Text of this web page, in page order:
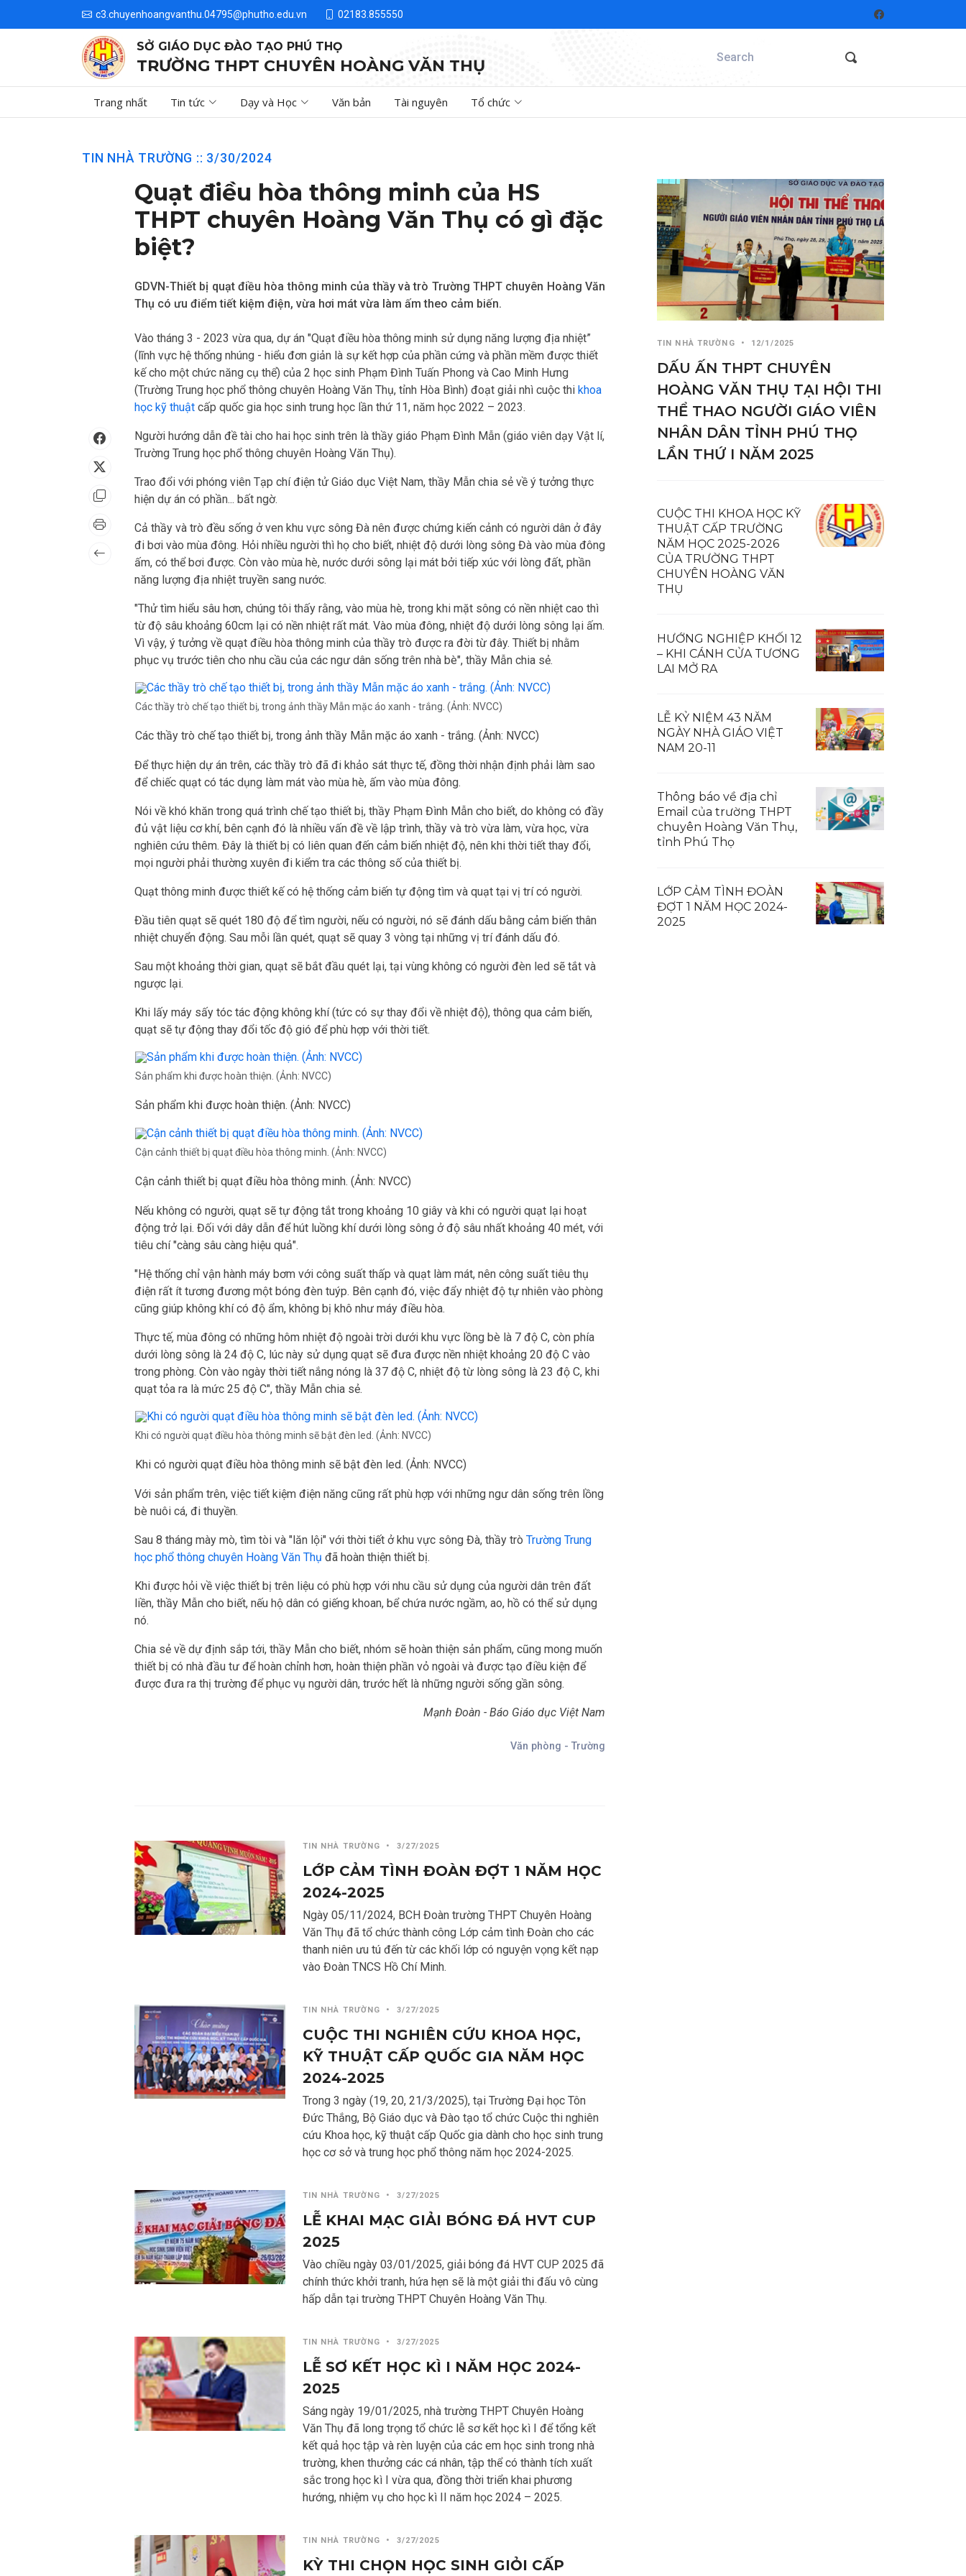
c3.chuyenhoangvanthu.04795@phutho.edu.vn 02183.855550
SỞ GIÁO DỤC ĐÀO TẠO PHÚ THỌ
TRƯỜNG THPT CHUYÊN HOÀNG VĂN THỤ
Trang nhất Tin tức Dạy và Học Văn bản Tài nguyên Tổ chức
TIN NHÀ TRƯỜNG :: 3/30/2024
Quạt điều hòa thông minh của HS
THPT chuyên Hoàng Văn Thụ có gì đặc
biệt?
GDVN-Thiết bị quạt điều hòa thông minh của thầy và trò Trường THPT chuyên Hoàng Văn
Thụ có ưu điểm tiết kiệm điện, vừa hơi mát vừa làm ấm theo cảm biến.
Vào tháng 3 - 2023 vừa qua, dự án "Quạt điều hòa thông minh sử dụng năng lượng địa nhiệt”
(lĩnh vực hệ thống nhúng - hiểu đơn giản là sự kết hợp của phần cứng và phần mềm được thiết
kế cho một chức năng cụ thể) của 2 học sinh Phạm Đình Tuấn Phong và Cao Minh Hưng
(Trường Trung học phổ thông chuyên Hoàng Văn Thụ, tỉnh Hòa Bình) đoạt giải nhì cuộc thi khoa
học kỹ thuật cấp quốc gia học sinh trung học lần thứ 11, năm học 2022 – 2023.
Người hướng dẫn đề tài cho hai học sinh trên là thầy giáo Phạm Đình Mẫn (giáo viên dạy Vật lí,
Trường Trung học phổ thông chuyên Hoàng Văn Thụ).
Trao đổi với phóng viên Tạp chí điện tử Giáo dục Việt Nam, thầy Mẫn chia sẻ về ý tưởng thực
hiện dự án có phần... bất ngờ.
Cả thầy và trò đều sống ở ven khu vực sông Đà nên được chứng kiến cảnh có người dân ở đây
đi bơi vào mùa đông. Hỏi nhiều người thì họ cho biết, nhiệt độ dưới lòng sông Đà vào mùa đông
ấm, có thể bơi được. Còn vào mùa hè, nước dưới sông lại mát bởi tiếp xúc với lòng đất, phần
năng lượng địa nhiệt truyền sang nước.
"Thử tìm hiểu sâu hơn, chúng tôi thấy rằng, vào mùa hè, trong khi mặt sông có nền nhiệt cao thì
từ độ sâu khoảng 60cm lại có nền nhiệt rất mát. Vào mùa đông, nhiệt độ dưới lòng sông lại ấm.
Vì vậy, ý tưởng về quạt điều hòa thông minh của thầy trò được ra đời từ đây. Thiết bị nhằm
phục vụ trước tiên cho nhu cầu của các ngư dân sống trên nhà bè", thầy Mẫn chia sẻ.
Các thầy trò chế tạo thiết bị, trong ảnh thầy Mẫn mặc áo xanh - trắng. (Ảnh: NVCC)
Các thầy trò chế tạo thiết bị, trong ảnh thầy Mẫn mặc áo xanh - trắng. (Ảnh: NVCC)
Để thực hiện dự án trên, các thầy trò đã đi khảo sát thực tế, đồng thời nhận định phải làm sao
để chiếc quạt có tác dụng làm mát vào mùa hè, ấm vào mùa đông.
Nói về khó khăn trong quá trình chế tạo thiết bị, thầy Phạm Đình Mẫn cho biết, do không có đầy
đủ vật liệu cơ khí, bên cạnh đó là nhiều vấn đề về lập trình, thầy và trò vừa làm, vừa học, vừa
nghiên cứu thêm. Đây là thiết bị có liên quan đến cảm biến nhiệt độ, nên khi thời tiết thay đổi,
mọi người phải thường xuyên đi kiểm tra các thông số của thiết bị.
Quạt thông minh được thiết kế có hệ thống cảm biến tự động tìm và quạt tại vị trí có người.
Đầu tiên quạt sẽ quét 180 độ để tìm người, nếu có người, nó sẽ đánh dấu bằng cảm biến thân
nhiệt chuyển động. Sau mỗi lần quét, quạt sẽ quay 3 vòng tại những vị trí đánh dấu đó.
Sau một khoảng thời gian, quạt sẽ bắt đầu quét lại, tại vùng không có người đèn led sẽ tắt và
ngược lại.
Khi lấy máy sấy tóc tác động không khí (tức có sự thay đổi về nhiệt độ), thông qua cảm biến,
quạt sẽ tự động thay đổi tốc độ gió để phù hợp với thời tiết.
Sản phẩm khi được hoàn thiện. (Ảnh: NVCC)
Sản phẩm khi được hoàn thiện. (Ảnh: NVCC)
Cận cảnh thiết bị quạt điều hòa thông minh. (Ảnh: NVCC)
Cận cảnh thiết bị quạt điều hòa thông minh. (Ảnh: NVCC)
Nếu không có người, quạt sẽ tự động tắt trong khoảng 10 giây và khi có người quạt lại hoạt
động trở lại. Đối với dây dẫn để hút luồng khí dưới lòng sông ở độ sâu nhất khoảng 40 mét, với
tiêu chí "càng sâu càng hiệu quả".
"Hệ thống chỉ vận hành máy bơm với công suất thấp và quạt làm mát, nên công suất tiêu thụ
điện rất ít tương đương một bóng đèn tuýp. Bên cạnh đó, việc đẩy nhiệt độ tự nhiên vào phòng
cũng giúp không khí có độ ẩm, không bị khô như máy điều hòa.
Thực tế, mùa đông có những hôm nhiệt độ ngoài trời dưới khu vực lồng bè là 7 độ C, còn phía
dưới lòng sông là 24 độ C, lúc này sử dụng quạt sẽ đưa được nền nhiệt khoảng 20 độ C vào
trong phòng. Còn vào ngày thời tiết nắng nóng là 37 độ C, nhiệt độ từ lòng sông là 23 độ C, khi
quạt tỏa ra là mức 25 độ C", thầy Mẫn chia sẻ.
Khi có người quạt điều hòa thông minh sẽ bật đèn led. (Ảnh: NVCC)
Khi có người quạt điều hòa thông minh sẽ bật đèn led. (Ảnh: NVCC)
Với sản phẩm trên, việc tiết kiệm điện năng cũng rất phù hợp với những ngư dân sống trên lồng
bè nuôi cá, đi thuyền.
Sau 8 tháng mày mò, tìm tòi và "lăn lội" với thời tiết ở khu vực sông Đà, thầy trò Trường Trung
học phổ thông chuyên Hoàng Văn Thụ đã hoàn thiện thiết bị.
Khi được hỏi về việc thiết bị trên liệu có phù hợp với nhu cầu sử dụng của người dân trên đất
liền, thầy Mẫn cho biết, nếu hộ dân có giếng khoan, bể chứa nước ngầm, ao, hồ có thể sử dụng
nó.
Chia sẻ về dự định sắp tới, thầy Mẫn cho biết, nhóm sẽ hoàn thiện sản phẩm, cũng mong muốn
thiết bị có nhà đầu tư để hoàn chỉnh hơn, hoàn thiện phần vỏ ngoài và được tạo điều kiện để
được đưa ra thị trường để phục vụ người dân, trước hết là những người sống gần sông.
Mạnh Đoàn - Báo Giáo dục Việt Nam
Văn phòng - Trường
TIN NHÀ TRƯỜNG • 3/27/2025
LỚP CẢM TÌNH ĐOÀN ĐỢT 1 NĂM HỌC
2024-2025
Ngày 05/11/2024, BCH Đoàn trường THPT Chuyên Hoàng
Văn Thụ đã tổ chức thành công Lớp cảm tình Đoàn cho các
thanh niên ưu tú đến từ các khối lớp có nguyện vọng kết nạp
vào Đoàn TNCS Hồ Chí Minh.
TIN NHÀ TRƯỜNG • 3/27/2025
CUỘC THI NGHIÊN CỨU KHOA HỌC,
KỸ THUẬT CẤP QUỐC GIA NĂM HỌC
2024-2025
Trong 3 ngày (19, 20, 21/3/2025), tại Trường Đại học Tôn
Đức Thắng, Bộ Giáo dục và Đào tạo tổ chức Cuộc thi nghiên
cứu Khoa học, kỹ thuật cấp Quốc gia dành cho học sinh trung
học cơ sở và trung học phổ thông năm học 2024-2025.
TIN NHÀ TRƯỜNG • 3/27/2025
LỄ KHAI MẠC GIẢI BÓNG ĐÁ HVT CUP
2025
Vào chiều ngày 03/01/2025, giải bóng đá HVT CUP 2025 đã
chính thức khởi tranh, hứa hẹn sẽ là một giải thi đấu vô cùng
hấp dẫn tại trường THPT Chuyên Hoàng Văn Thụ.
TIN NHÀ TRƯỜNG • 3/27/2025
LỄ SƠ KẾT HỌC KÌ I NĂM HỌC 2024-
2025
Sáng ngày 19/01/2025, nhà trường THPT Chuyên Hoàng
Văn Thụ đã long trọng tổ chức lễ sơ kết học kì I để tổng kết
kết quả học tập và rèn luyện của các em học sinh trong nhà
trường, khen thưởng các cá nhân, tập thể có thành tích xuất
sắc trong học kì I vừa qua, đồng thời triển khai phương
hướng, nhiệm vụ cho học kì II năm học 2024 – 2025.
TIN NHÀ TRƯỜNG • 3/27/2025
KỲ THI CHỌN HỌC SINH GIỎI CẤP
TIN NHÀ TRƯỜNG • 12/1/2025
DẤU ẤN THPT CHUYÊN
HOÀNG VĂN THỤ TẠI HỘI THI
THỂ THAO NGƯỜI GIÁO VIÊN
NHÂN DÂN TỈNH PHÚ THỌ
LẦN THỨ I NĂM 2025
CUỘC THI KHOA HỌC KỸ
THUẬT CẤP TRƯỜNG
NĂM HỌC 2025-2026
CỦA TRƯỜNG THPT
CHUYÊN HOÀNG VĂN
THỤ
HƯỚNG NGHIỆP KHỐI 12
– KHI CÁNH CỬA TƯƠNG
LAI MỞ RA
LỄ KỶ NIỆM 43 NĂM
NGÀY NHÀ GIÁO VIỆT
NAM 20-11
Thông báo về địa chỉ
Email của trường THPT
chuyên Hoàng Văn Thụ,
tỉnh Phú Thọ
LỚP CẢM TÌNH ĐOÀN
ĐỢT 1 NĂM HỌC 2024-
2025